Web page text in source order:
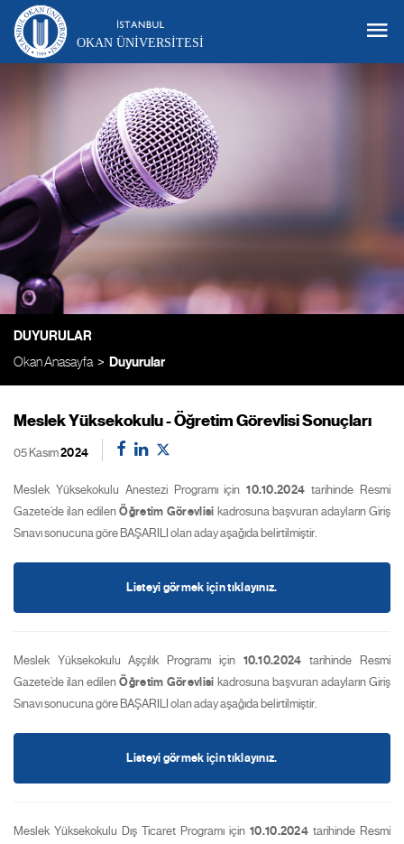
OKAN ÜNIVERSITESI
DUYURULAR
Okan Anasayfa Duyurular
Meslek Yüksekokulu - Öğretim Görevlisi Sonuçları
05 Kasım2024
Meslek Yüksekokulu Anestezi Programı için10.10.2024 tarihinde Resmi
Gazete’de ilan edilen Öğretim Görevlisi kadrosuna başvuran adayların Giriş
Sınavı sonucuna göre BAŞARILI olan aday aşağıda belirtilmiştir.
Listeyi görmek için tıklayınız.
Meslek Yüksekokulu Aşçılık Programı için 10.10.2024 tarihinde Resmi
Gazete’de ilan edilen Öğretim Görevlisi kadrosuna başvuran adayların Giriş
Sınavı sonucuna göre BAŞARILI olan aday aşağıda belirtilmiştir.
Listeyi görmek için tıklayınız.
Meslek Yüksekokulu Dış Ticaret Programı için 10.10.2024 tarihinde Resmi